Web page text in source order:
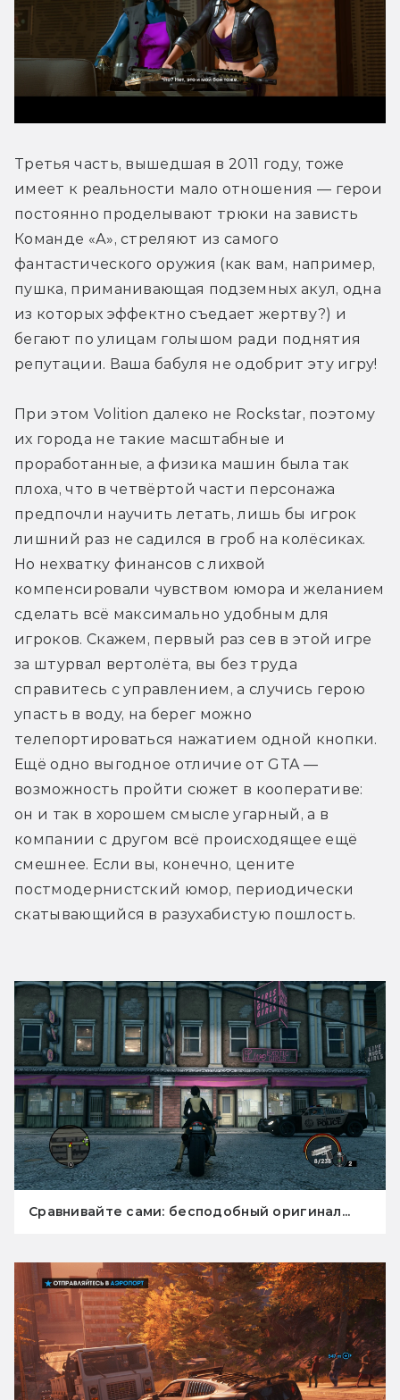
Третья часть, вышедшая в 2011 году, тоже
имеет к реальности мало отношения — герои
постоянно проделывают трюки на зависть
Команде «А», стреляют из самого
фантастического оружия (как вам, например,
пушка, приманивающая подземных акул, одна
из которых эффектно съедает жертву?) и
бегают по улицам голышом ради поднятия
репутации. Ваша бабуля не одобрит эту игру!
При этом Volition далеко не Rockstar, поэтому
их города не такие масштабные и
проработанные, а физика машин была так
плоха, что в четвёртой части персонажа
предпочли научить летать, лишь бы игрок
лишний раз не садился в гроб на колёсиках.
Но нехватку финансов с лихвой
компенсировали чувством юмора и желанием
сделать всё максимально удобным для
игроков. Скажем, первый раз сев в этой игре
за штурвал вертолёта, вы без труда
справитесь с управлением, а случись герою
упасть в воду, на берег можно
телепортироваться нажатием одной кнопки.
Ещё одно выгодное отличие от GTA —
возможность пройти сюжет в кооперативе:
он и так в хорошем смысле угарный, а в
компании с другом всё происходящее ещё
смешнее. Если вы, конечно, цените
постмодернистский юмор, периодически
скатывающийся в разухабистую пошлость.
Сравнивайте сами: бесподобный оригинал...